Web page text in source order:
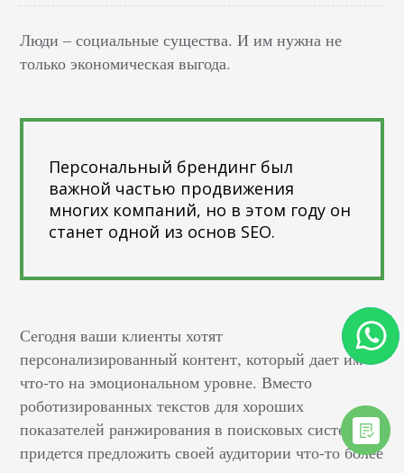
Люди – социальные существа. И им нужна не
только экономическая выгода.
Персональный брендинг был
важной частью продвижения
многих компаний, но в этом году он
станет одной из основ SEO.
Сегодня ваши клиенты хотят
персонализированный контент, который дает им
что-то на эмоциональном уровне. Вместо
роботизированных текстов для хороших
показателей ранжирования в поисковых системах
придется предложить своей аудитории что-то более